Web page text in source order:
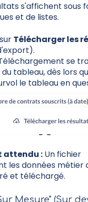
s'affichent sous
et de listes.
Télécharger les
se
tableau, dès lors
le tableau en
attendu : Un fichier
les données métier
et téléchargé.
Mesure" (Sur